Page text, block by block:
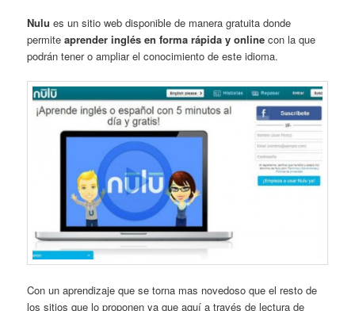
Nulu es un sitio web disponible de manera gratuita donde
permiteaprender inglés en forma rápida y online con la que
podrán tener o ampliar el conocimiento de este idioma.
Con un aprendizaje que se torna mas novedoso que el resto de
los sitios que lo proponen ya que aquí a través de lectura de